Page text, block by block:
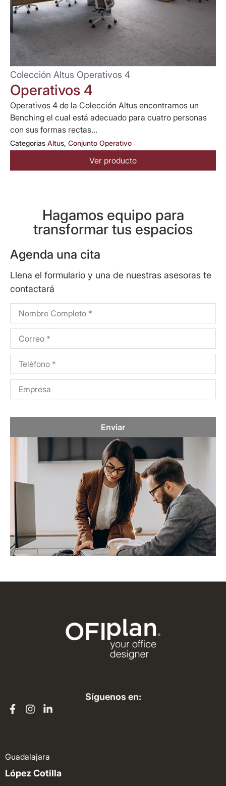
Colección Altus Operativos 4
Operativos 4
Operativos 4 de la Colección Altus encontramos un
Benching el cual está adecuado para cuatro personas
con sus formas rectas...
Categorias Altus, Conjunto Operativo
Ver producto
Hagamos equipo para
transformar tus espacios
Agenda una cita
Llena el formulario y una de nuestras asesoras te
contactará
Enviar
Síguenos en:
Guadalajara
López Cotilla